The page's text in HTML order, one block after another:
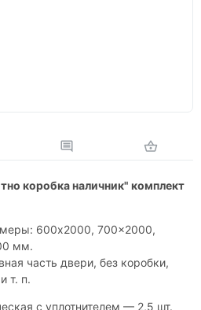
коробка наличник" комплект
600x2000, 700x2000,
мм.
часть двери, без коробки,
т. п.
с уплотнителем — 2,5 шт.